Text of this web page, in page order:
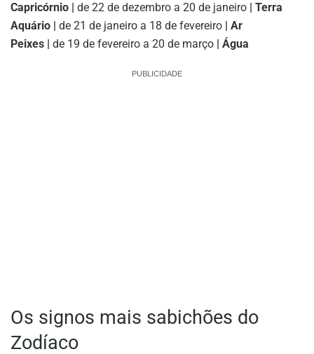
Capricórnio | de 22 de dezembro a 20 de janeiro | Terra
Aquário | de 21 de janeiro a 18 de fevereiro | Ar
Peixes | de 19 de fevereiro a 20 de março | Água
PUBLICIDADE
Os signos mais sabichões do
Zodíaco